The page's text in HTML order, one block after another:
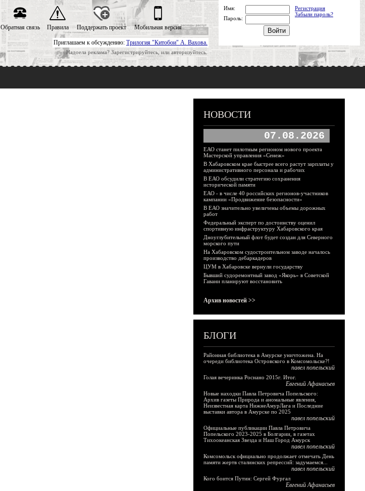
Приглашаем к обсуждению: Трилогия "Китобои" А. Вахова.
Надоела реклама? Зарегистрируйтесь, или авторизуйтесь.
Обратная связь Правила Поддержать проект Мобильная версия
Имя:
Регистрация
Забыли пароль?
Пароль:
НОВОСТИ
07.08.2026
ЕАО станет пилотным регионом нового проекта
Мастерской управления «Сенеж»
В Хабаровском крае быстрее всего растут зарплаты у
административного персонала и рабочих
В ЕАО обсудили стратегию сохранения
исторической памяти
ЕАО - в числе 40 российских регионов-участников
кампании «Продвижение безопасности»
В ЕАО значительно увеличены объемы дорожных
работ
Федеральный эксперт по достоинству оценил
спортивную инфраструктуру Хабаровского края
Дноуглубительный флот будет создан для Северного
морского пути
На Хабаровском судостроительном заводе началось
производство дебаркадеров
ЦУМ в Хабаровске вернули государству
Бывший судоремонтный завод «Якорь» в Советской
Гавани планируют восстановить
Архив новостей >>
БЛОГИ
Районная библиотека в Амурске уничтожена. На
очереди библиотека Островского в Комсомольске?!
павел попельский
Голая вечеринка Роснано 2015г. Итог.
Евгений Афанасьев
Новые находки Павла Петровича Попельского:
Архив газеты Природа и аномальные явления,
Неизвестная карта НижнеАмурЛага и Последние
выставки автора в Амурске по 2025
павел попельский
Официальные публикации Павла Петровича
Попельского 2023-2025 в Болгарии, в газетах
Тихоокеанская Звезда и Наш Город Амурск
павел попельский
Комсомольск официально продолжает отмечать День
памяти жертв сталинских репрессий: задумаемся...
павел попельский
Кого боится Путин: Сергей Фургал
Евгений Афанасьев